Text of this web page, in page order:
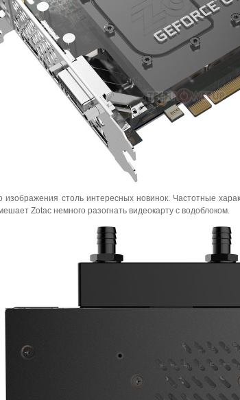
изображения столь интересных новинок. Частотные
Zotac немного разогнать видеокарту с водоблоком.